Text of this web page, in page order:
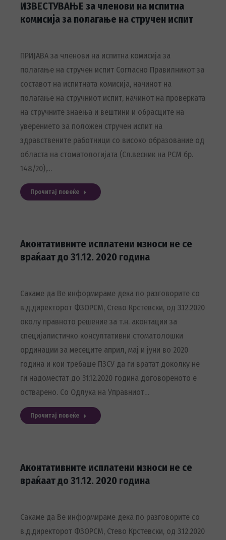
ИЗВЕСТУВАЊЕ за членови на испитна
комисија за полагање на стручен испит
ПРИЈАВА за членови на испитна комисија за
полагање на стручен испит Согласно Правилникот за
составот на испитната комисија, начинот на
полагање на стручниот испит, начинот на проверката
на стручните знаења и вештини и обрасците на
уверението за положен стручен испит на
здравствените работници со високо образование од
областа на стоматологијата (Сл.весник на РСМ бр.
148/20),…
Прочитај повеќе
Аконтативните исплатени износи не се
враќаат до 31.12. 2020 година
Сакаме да Ве информираме дека по разговорите со
в.д.директорот ФЗОРСМ, Стево Крстевски, од 3.12.2020
околу правното решение за т.н. аконтации за
специјалис­тичко консултативни стоматолошки
ординации за месе­ците април, мај и јуни во 2020
година и кои требаше ПЗСУ да ги вратат доколку не
ги надоместат до 31.12.2020 годи­на договореното е
остварено. Со Одлука на Управниот…
Прочитај повеќе
Аконтативните исплатени износи не се
враќаат до 31.12. 2020 година
Сакаме да Ве информираме дека по разговорите со
в.д.директорот ФЗОРСМ, Стево Крстевски, од 3.12.2020